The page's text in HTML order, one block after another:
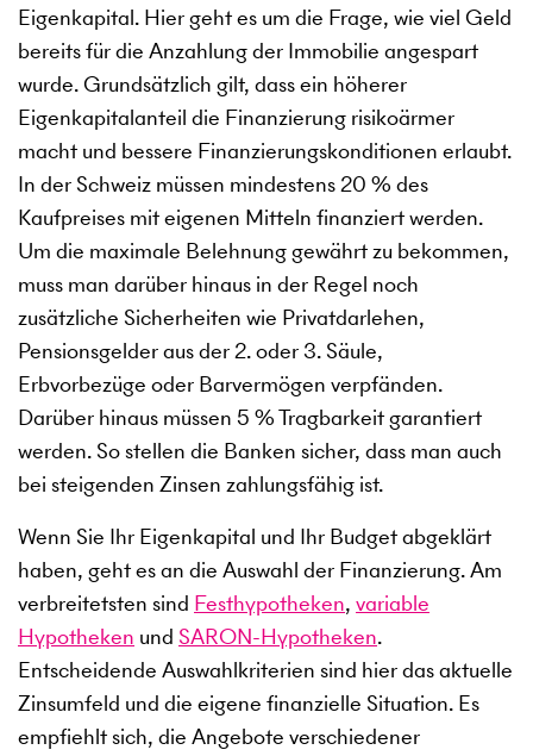
Eigenkapital. Hier geht es um die Frage, wie viel Geld
bereits für die Anzahlung der Immobilie angespart
wurde. Grundsätzlich gilt, dass ein höherer
Eigenkapitalanteil die Finanzierung risikoärmer
macht und bessere Finanzierungskonditionen erlaubt.
In der Schweiz müssen mindestens 20 % des
Kaufpreises mit eigenen Mitteln finanziert werden.
Um die maximale Belehnung gewährt zu bekommen,
muss man darüber hinaus in der Regel noch
zusätzliche Sicherheiten wie Privatdarlehen,
Pensionsgelder aus der 2. oder 3. Säule,
Erbvorbezüge oder Barvermögen verpfänden.
Darüber hinaus müssen 5 % Tragbarkeit garantiert
werden. So stellen die Banken sicher, dass man auch
bei steigenden Zinsen zahlungsfähig ist.
Wenn Sie Ihr Eigenkapital und Ihr Budget abgeklärt
haben, geht es an die Auswahl der Finanzierung. Am
verbreitetsten sind Festhypotheken, variable
Hypotheken und SARON-Hypotheken.
Entscheidende Auswahlkriterien sind hier das aktuelle
Zinsumfeld und die eigene finanzielle Situation. Es
empfiehlt sich, die Angebote verschiedener